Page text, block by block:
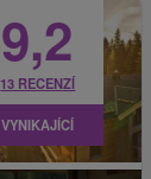
9,2
13 RECENZÍ
VYNIKAJÍCÍ